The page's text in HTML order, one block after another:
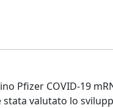
Pfizer COVID-19
stata valutato lo